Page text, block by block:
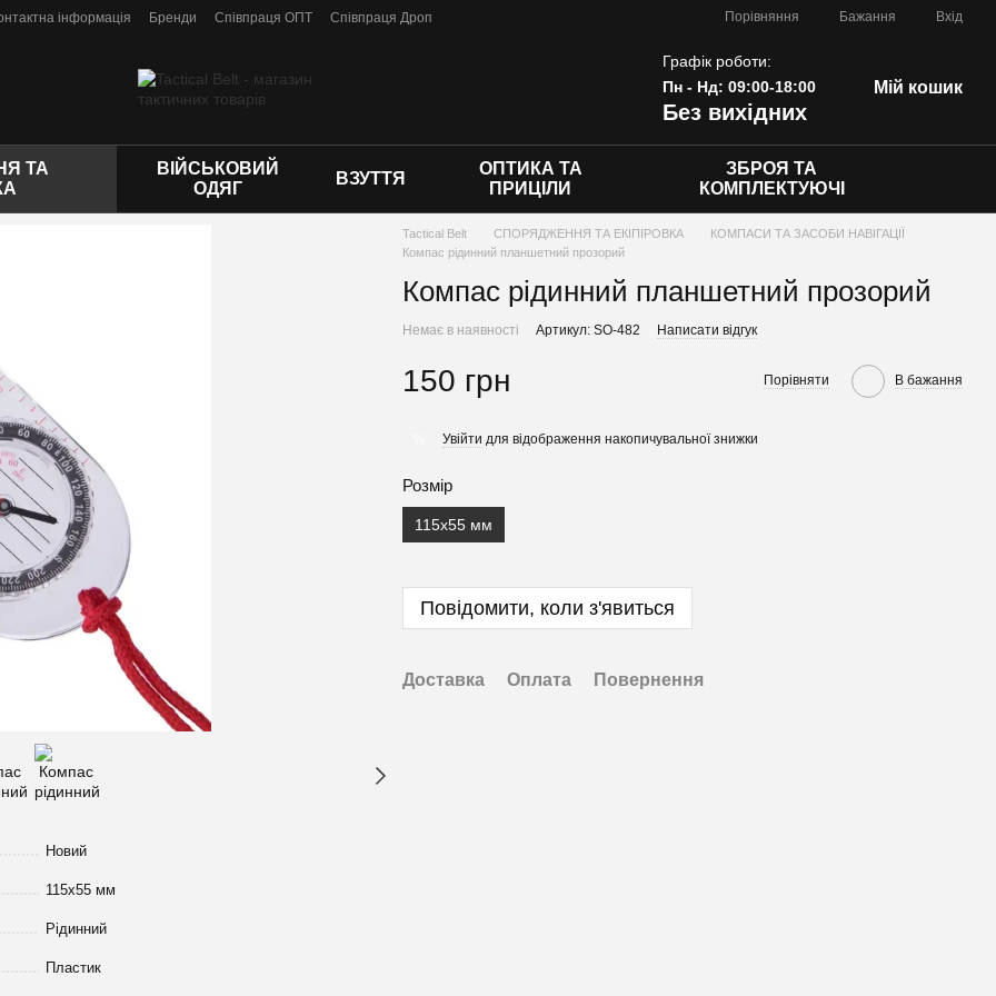
інформація Бренди Співпраця ОПТ
Співпраця Дроп
Порівняння Бажання Вхід
Графік роботи:
Пн - Нд: 09:00-18:00
Без вихідних
Мій кошик
ТА
ВІЙСЬКОВИЙ
ОДЯГ
ВЗУТТЯ
ОПТИКА ТА
ПРИЦІЛИ
ЗБРОЯ ТА
КОМПЛЕКТУЮЧІ
Новий
115x55 мм
Рідинний
Пластик
Tactical Belt СПОРЯДЖЕННЯ ТА ЕКІПІРОВКА
КОМПАСИ ТА ЗАСОБИ НАВІГАЦІЇ
Компас рідинний планшетний прозорий
Компас рідинний планшетний прозорий
Немає в наявності Артикул: SO-482 Написати відгук
150 грн Порівняти В бажання
Увійти для відображення накопичувальної знижки
Розмір
115x55 мм
Повідомити, коли з'явиться
Доставка Оплата Повернення